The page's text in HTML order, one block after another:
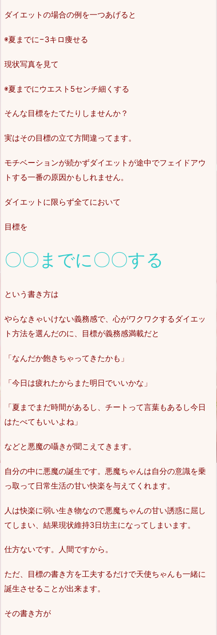
ダイエットの場合の例を一つあげると
◉夏までに−3キロ痩せる
現状写真を見て
◉夏までにウエスト5センチ細くする
そんな目標をたてたりしませんか？
実はその目標の立て方間違ってます。
モチベーションが続かずダイエットが途中でフェイドアウ
トする一番の原因かもしれません。
ダイエットに限らず全てにおいて
目標を
〇〇までに〇〇する
という書き方は
やらなきゃいけない義務感で、心がワクワクするダイエッ
ト方法を選んだのに、目標が義務感満載だと
「なんだか飽きちゃってきたかも」
「今日は疲れたからまた明日でいいかな」
「夏までまだ時間があるし、チートって言葉もあるし今日
はたべてもいいよね」
などと悪魔の囁きが聞こえてきます。
自分の中に悪魔の誕生です。悪魔ちゃんは自分の意識を乗
っ取って日常生活の甘い快楽を与えてくれます。
人は快楽に弱い生き物なので悪魔ちゃんの甘い誘惑に屈し
てしまい、結果現状維持3日坊主になってしまいます。
仕方ないです。人間ですから。
ただ、目標の書き方を工夫するだけで天使ちゃんも一緒に
誕生させることが出来ます。
その書き方が